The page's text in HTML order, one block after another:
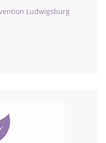
Ludwigsburg